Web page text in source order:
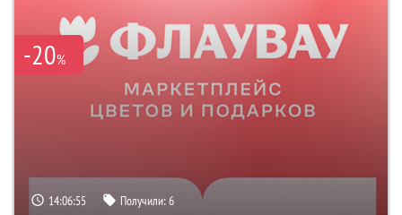
-20%
14:06:53 Получили:6